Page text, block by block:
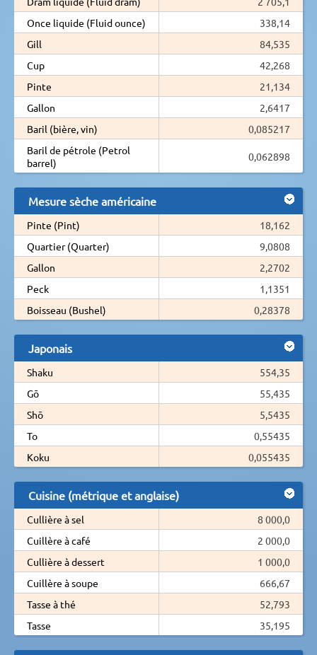
Once liquide (Fluid ounce)
338,14
Gill
84,535
Cup
42,268
Pinte
21,134
Gallon
2,6417
Baril (bière, vin)
0,085217
Baril de pétrole (Petrol
barrel)
0,062898
Mesure sèche américaine
Pinte (Pint)
18,162
Quartier (Quarter)
9,0808
Gallon
2,2702
Peck
1,1351
Boisseau (Bushel)
0,28378
Japonais
Shaku
554,35
Gō
55,435
Shō
5,5435
To
0,55435
Koku
0,055435
Cuisine (métrique et anglaise)
Cullière à sel
8 000,0
Cuillère à café
2 000,0
Cullière à dessert
1 000,0
Cuillère à soupe
666,67
Tasse à thé
52,793
Tasse
35,195